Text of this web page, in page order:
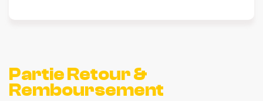
Partie Retour &
Remboursement